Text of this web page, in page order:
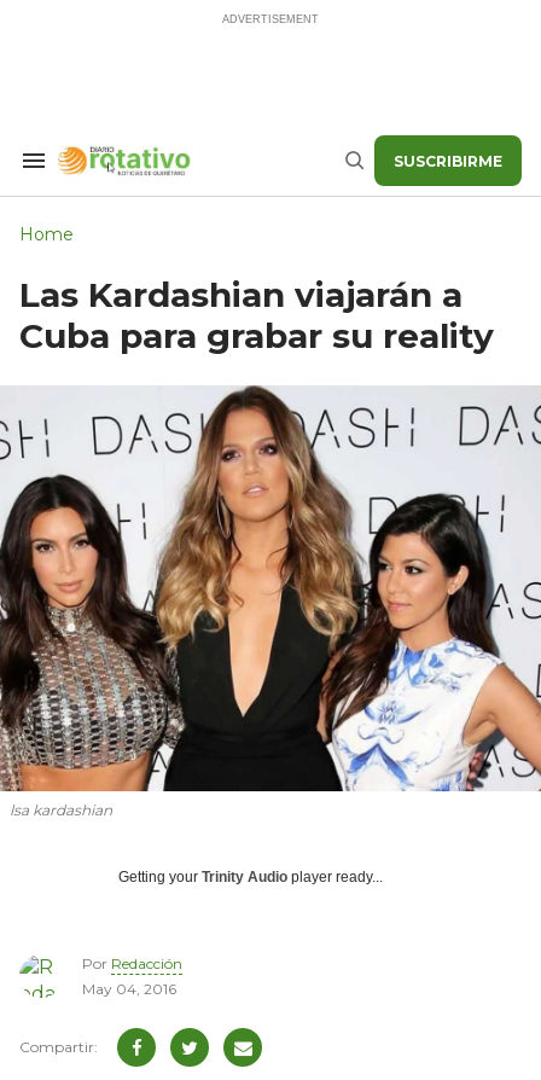
Search
Buscar SUSCRIBIRME
Home
Las Kardashian viajarán a
Cuba para grabar su reality
lsa kardashian
Getting your Trinity Audio player ready...
Por Redacción
May 04, 2016